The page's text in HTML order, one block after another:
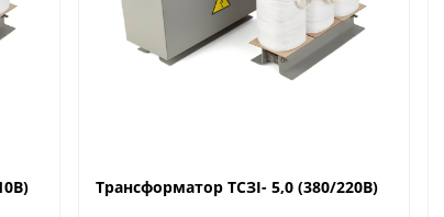
Трансформатор ТСЗІ- 5,0 (380/220В)